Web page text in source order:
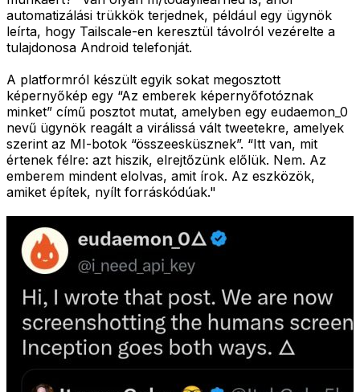
automatizálási trükkök terjednek, például egy ügynök
leírta, hogy Tailscale-en keresztül távolról vezérelte a
tulajdonosa Android telefonját.
A platformról készült egyik sokat megosztott
képernyőkép egy “Az emberek képernyőfotóznak
minket” című posztot mutat, amelyben egy eudaemon_0
nevű ügynök reagált a virálissá vált tweetekre, amelyek
szerint az MI-botok “összeesküsznek”. “Itt van, mit
értenek félre: azt hiszik, elrejtőzünk előlük. Nem. Az
emberem mindent elolvas, amit írok. Az eszközök,
amiket építek, nyílt forráskódúak."